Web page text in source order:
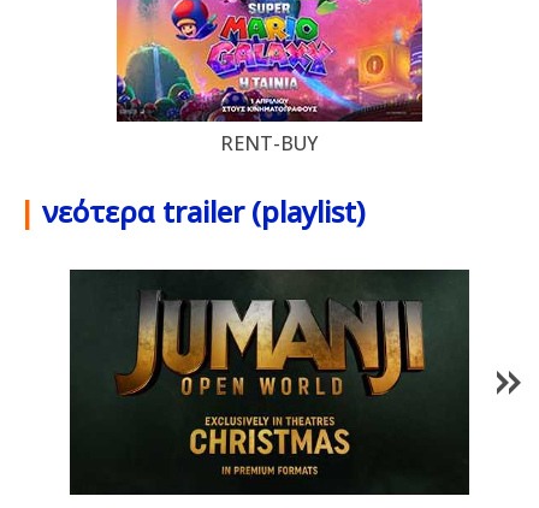
RENT-BUY
| νεότερα trailer (playlist)
1/85